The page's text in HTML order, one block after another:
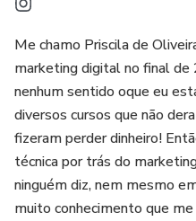
Me chamo Priscila de
marketing digital no final de
nenhum sentido oque eu
diversos cursos que não
fizeram perder dinheiro!
técnica por trás do
ninguém diz, nem mesmo
muito conhecimento que